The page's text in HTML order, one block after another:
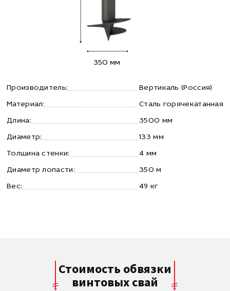
350 мм
Производитель: Вертикаль (Россия)
Материал: Сталь горячекатанная
Длина: 3500 мм
Диаметр: 133 мм
Толщина стенки: 4 мм
Диаметр лопасти: 350 м
Вес: 49 кг
Стоимость обвязки
винтовых свай